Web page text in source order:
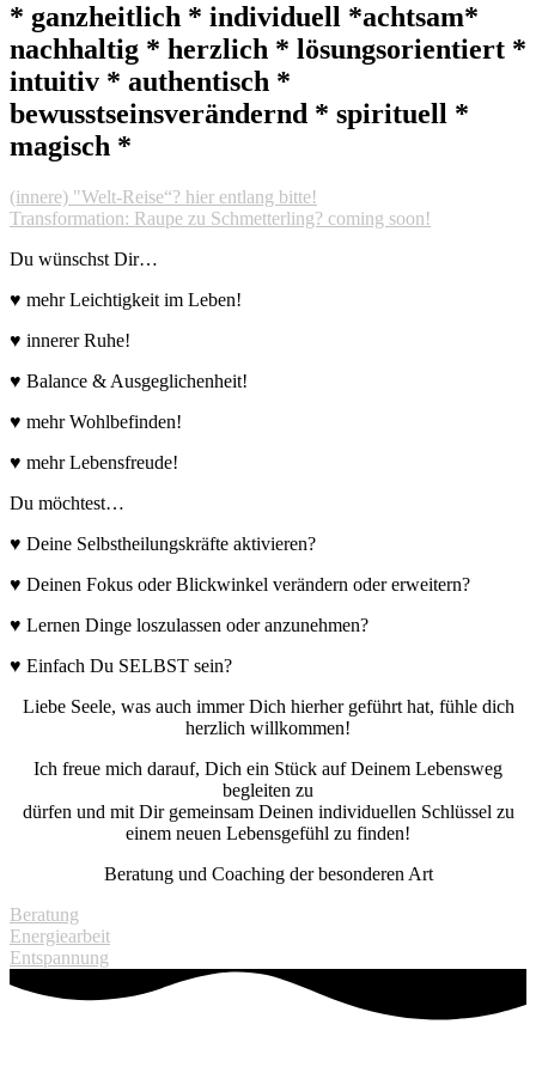
* ganzheitlich * individuell *achtsam*
nachhaltig * herzlich * lösungsorientiert *
intuitiv * authentisch *
bewusstseinsverändernd * spirituell *
magisch *
(innere) "Welt-Reise“? hier entlang bitte!
Transformation: Raupe zu Schmetterling? coming soon!
Du wünschst Dir…
♥ mehr Leichtigkeit im Leben!
♥ innerer Ruhe!
♥ Balance & Ausgeglichenheit!
♥ mehr Wohlbefinden!
♥ mehr Lebensfreude!
Du möchtest…
♥ Deine Selbstheilungskräfte aktivieren?
♥ Deinen Fokus oder Blickwinkel verändern oder erweitern?
♥ Lernen Dinge loszulassen oder anzunehmen?
♥ Einfach Du SELBST sein?
Liebe Seele, was auch immer Dich hierher geführt hat, fühle dich
herzlich willkommen!
Ich freue mich darauf, Dich ein Stück auf Deinem Lebensweg
begleiten zu
dürfen und mit Dir gemeinsam Deinen individuellen Schlüssel zu
einem neuen Lebensgefühl zu finden!
Beratung und Coaching der besonderen Art
Beratung
Energiearbeit
Entspannung